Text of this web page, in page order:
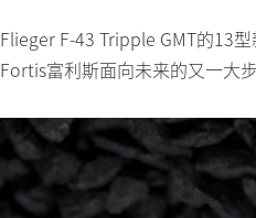
Flieger F-43 Tripple GMT的13
Fortis富利斯面向未来的又一大